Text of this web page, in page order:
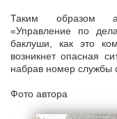
Таким образом
«Управление по
баклуши, как это
возникнет опасная
набрав номер службы
Фото автора